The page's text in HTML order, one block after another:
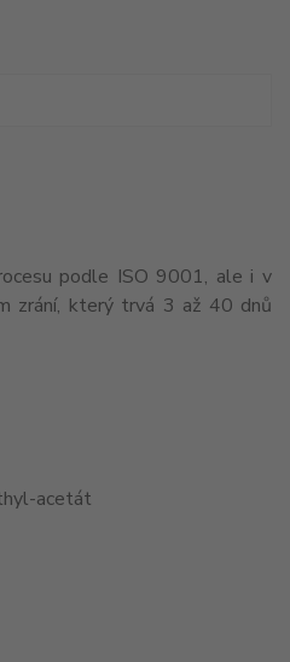
podle ISO 9001, ale i v
zrání, který trvá 3 až 40 dnů
acetát